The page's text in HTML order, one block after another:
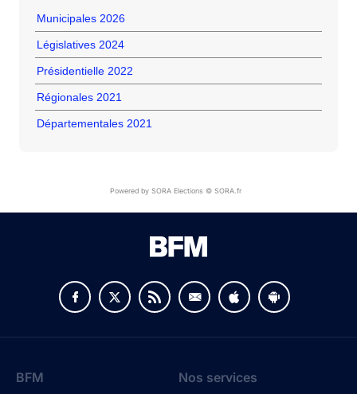
Municipales 2026
Législatives 2024
Présidentielle 2022
Régionales 2021
Départementales 2021
Powered by SORA Elections © SORA.fr
BFM Nos services